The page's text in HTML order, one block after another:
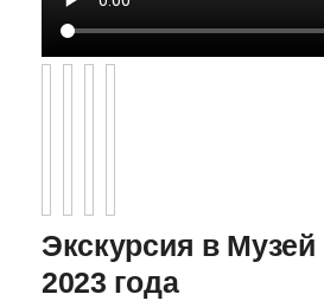
Экскурсия в Музей
2023 года